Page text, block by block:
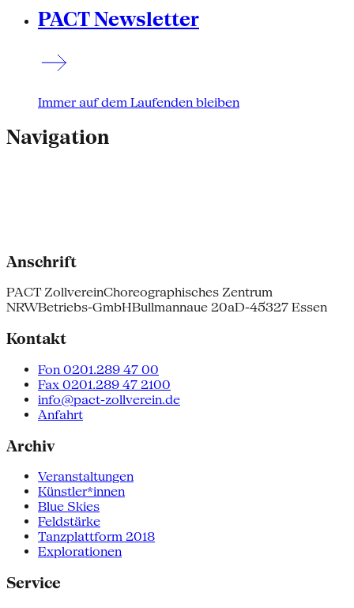
PACT Newsletter
Immer auf dem Laufenden bleiben
Navigation
Anschrift
PACT ZollvereinChoreographisches Zentrum
NRWBetriebs-GmbHBullmannaue 20aD-45327 Essen
Kontakt
Fon 0201.289 47 00
Fax 0201.289 47 2100
info@pact-zollverein.de
Anfahrt
Archiv
Veranstaltungen
Künstler*innen
Blue Skies
Feldstärke
Tanzplattform 2018
Explorationen
Service